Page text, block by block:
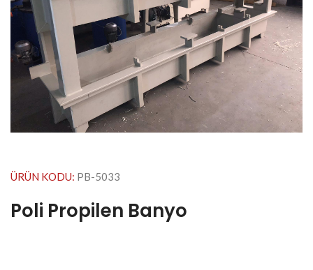
ÜRÜN KODU: PB-5033
Poli Propilen Banyo